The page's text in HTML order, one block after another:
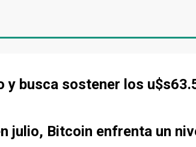
y busca sostener los
julio, Bitcoin enfrenta un